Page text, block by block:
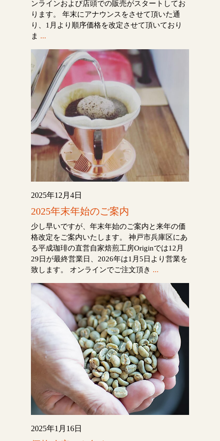
ンラインおよび店頭での販売がスタートしてお
ります。 年末にアナウンスをさせて頂いた通
り、1月より順序価格を改定させて頂いており
ま ...
2025年12月4日
2025年末年始のご案内
少し早いですが、年末年始のご案内と来年の価
格改定をご案内いたします。 神戸市兵庫区にあ
る平成珈琲の直営自家焙煎工房Originでは12月
29日が最終営業日、2026年は1月5日より営業を
致します。 オンラインでご注文頂き ...
2025年1月16日